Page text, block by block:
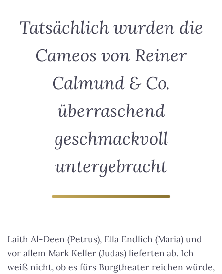
Tatsächlich wurden die
Cameos von Reiner
Calmund & Co.
überraschend
geschmackvoll
untergebracht
Laith Al-Deen (Petrus), Ella Endlich (Maria) und
vor allem Mark Keller (Judas) lieferten ab. Ich
weiß nicht, ob es fürs Burgtheater reichen würde,